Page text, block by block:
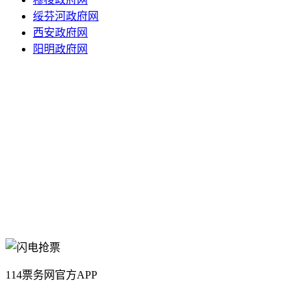
绥芬河政府网
西安政府网
阳明政府网
114票务网官方APP